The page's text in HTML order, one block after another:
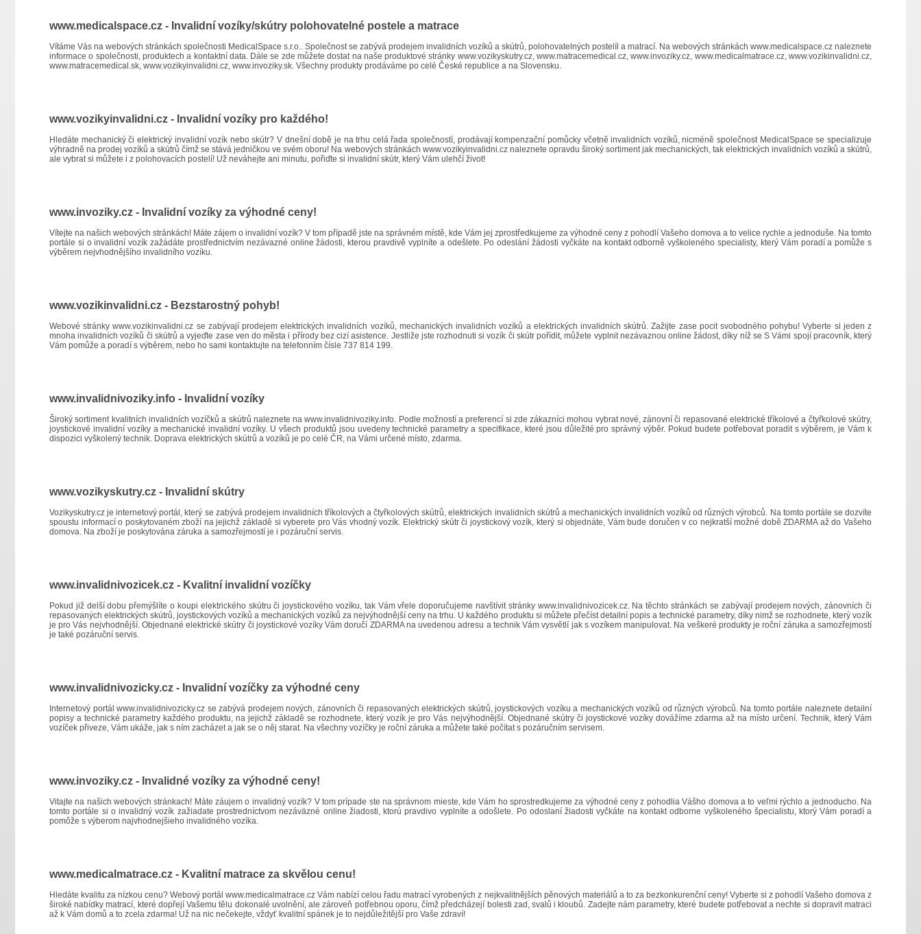
www.medicalspace.cz - Invalidní vozíky/skútry polohovatelné postele a matrace
Vítáme Vás na webových stránkách společnosti MedicalSpace s.r.o.. Společnost se zabývá prodejem invalidních vozíků a skútrů, polohovatelných postelíl a matrací. Na webových stránkách www.medicalspace.cz naleznete
informace o společnosti, produktech a kontaktní data. Dále se zde můžete dostat na naše produktové stránky www.vozikyskutry.cz,www.matracemedical.cz,www.invoziky.cz, www.medicalmatrace.cz,www.vozikinvalidni.cz,
www.matracemedical.sk, www.vozikyinvalidni.cz, www.invoziky.sk. Všechny produkty prodáváme po celé České republice a na Slovensku.
www.vozikyinvalidni.cz - Invalidní vozíky pro každého!
Hledáte mechanický či elektrický invalidní vozík nebo skútr? V dnešní době je na trhu celá řada společností, prodávají kompenzační pomůcky včetně invalidních vozíků, nicméně společnost MedicalSpace se specializuje
výhradně na prodej vozíků a skútrů čímž se stává jedničkou ve svém oboru! Na webových stránkách www.vozikyinvalidni.cznaleznete opravdu široký sortiment jak mechanických, tak elektrických invalidních vozíků a skútrů,
ale vybrat si můžete i z polohovacích postelí! Už neváhejte ani minutu, pořiďte si invalidní skútr, který Vám ulehčí život!
www.invoziky.cz - Invalidní vozíky za výhodné ceny!
Vítejte na našich webových stránkách! Máte zájem o invalidní vozík? V tom případě jste na správném místě, kde Vám jej zprostředkujeme za výhodné ceny z pohodlí Vašeho domova a to velice rychle a jednoduše. Na tomto
portále si o invalidní vozík zažádáte prostřednictvím nezávazné online žádosti, kterou pravdivě vyplníte a odešlete. Po odeslání žádosti vyčkáte na kontakt odborně vyškoleného specialisty, který Vám poradí a pomůže s
výběrem nejvhodnějšího invalidního vozíku.
www.vozikinvalidni.cz - Bezstarostný pohyb!
Webové stránkywww.vozikinvalidni.cz se zabývají prodejem elektrických invalidních vozíků, mechanických invalidních vozíků a elektrických invalidních skútrů. Zažijte zase pocit svobodného pohybu! Vyberte si jeden z
mnoha invalidních vozíků či skútrů a vyjeďte zase ven do města i přírody bez cizí asistence. Jestliže jste rozhodnuti si vozík či skútr pořídit, můžete vyplnit nezávaznou online žádost, díky níž se S Vámi spojí pracovník, který
Vám pomůže a poradí s výběrem, nebo ho sami kontaktujte na telefonním čísle 737 814 199.
www.invalidnivoziky.info - Invalidní vozíky
Široký sortiment kvalitních invalidních vozíčků a skútrů naleznete nawww.invalidnivoziky.info. Podle možností a preferencí si zde zákazníci mohou vybrat nové, zánovní či repasované elektrické tříkolové a čtyřkolové skútry,
joystickové invalidní vozíky a mechanické invalidní vozíky. U všech produktů jsou uvedeny technické parametry a specifikace, které jsou důležité pro správný výběr. Pokud budete potřebovat poradit s výběrem, je Vám k
dispozici vyškolený technik. Doprava elektrických skútrů a vozíků je po celé ČR, na Vámi určené místo, zdarma.
www.vozikyskutry.cz - Invalidní skútry
Vozikyskutry.cz je internetový portál, který se zabývá prodejem invalidních tříkolových a čtyřkolových skútrů, elektrických invalidních skútrů a mechanických invalidních vozíků od různých výrobců. Na tomto portále se dozvíte
spoustu informací o poskytovaném zboží na jejichž základě si vyberete pro Vás vhodný vozík. Elektrický skútr či joystickový vozík, který si objednáte, Vám bude doručen v co nejkratší možné době ZDARMA až do Vašeho
domova. Na zboží je poskytována záruka a samozřejmostí je i pozáruční servis.
www.invalidnivozicek.cz - Kvalitní invalidní vozíčky
Pokud již delší dobu přemýšlíte o koupi elektrického skútru či joystickového vozíku, tak Vám vřele doporučujeme navštívit stránky www.invalidnivozicek.cz. Na těchto stránkách se zabývají prodejem nových, zánovních či
repasovaných elektrických skútrů, joystickových vozíků a mechanických vozíků za nejvýhodnější ceny na trhu. U každého produktu si můžete přečíst detailní popis a technické parametry, díky nimž se rozhodnete, který vozík
je pro Vás nejvhodnější. Objednané elektrické skútry či joystickové vozíky Vám doručí ZDARMA na uvedenou adresu a technik Vám vysvětlí jak s vozíkem manipulovat. Na veškeré produkty je roční záruka a samozřejmostí
je také pozáruční servis.
www.invalidnivozicky.cz - Invalidní vozíčky za výhodné ceny
Internetový portál www.invalidnivozicky.cz se zabývá prodejem nových, zánovních či repasovaných elektrických skútrů, joystickových vozíku a mechanických vozíků od různých výrobců. Na tomto portále naleznete detailní
popisy a technické parametry každého produktu, na jejichž základě se rozhodnete, který vozík je pro Vás nejvýhodnější. Objednané skútry či joystickové vozíky dovážíme zdarma až na místo určení. Technik, který Vám
vozíček přiveze, Vám ukáže, jak s ním zacházet a jak se o něj starat. Na všechny vozíčky je roční záruka a můžete také počítat s pozáručním servisem.
www.invoziky.cz - Invalidné vozíky za výhodné ceny!
Vitajte na našich webových stránkach! Máte záujem o invalidný vozík? V tom prípade ste na správnom mieste, kde Vám ho sprostredkujeme za výhodné ceny z pohodlia Vášho domova a to veľmi rýchlo a jednoducho. Na
tomto portále si o invalidný vozík zažiadate prostredníctvom nezáväzné online žiadosti, ktorú pravdivo vyplníte a odošlete. Po odoslaní žiadosti vyčkáte na kontakt odborne vyškoleného špecialistu, ktorý Vám poradí a
pomôže s výberom najvhodnejšieho invalidného vozíka.
www.medicalmatrace.cz - Kvalitní matrace za skvělou cenu!
Hledáte kvalitu za nízkou cenu? Webový portálwww.medicalmatrace.cz Vám nabízí celou řadu matrací vyrobených z nejkvalitnějších pěnových materiálů a to za bezkonkurenční ceny! Vyberte si z pohodlí Vašeho domova z
široké nabídky matrací, které dopřejí Vašemu tělu dokonalé uvolnění, ale zároveň potřebnou oporu, čímž předcházejí bolesti zad, svalů i kloubů. Zadejte nám parametry, které budete potřebovat a nechte si dopravit matraci
až k Vám domů a to zcela zdarma! Už na nic nečekejte, vždyť kvalitní spánek je to nejdůležitější pro Vaše zdraví!